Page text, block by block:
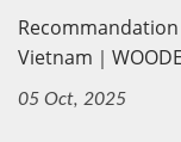
Vietnam｜
05 Oct, 2025